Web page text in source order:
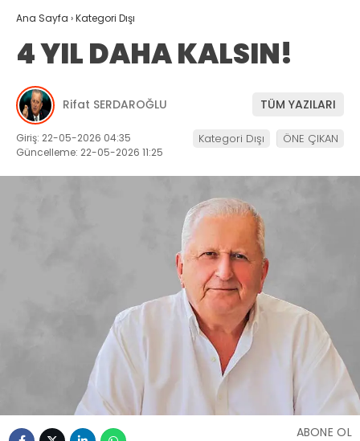
Ana Sayfa ›Kategori Dışı
4 YIL DAHA KALSIN!
Rifat SERDAROĞLU TÜM YAZILARI
Giriş: 22-05-2026 04:35
Güncelleme: 22-05-2026 11:25
Kategori Dışı ÖNE ÇIKAN
ABONE OL